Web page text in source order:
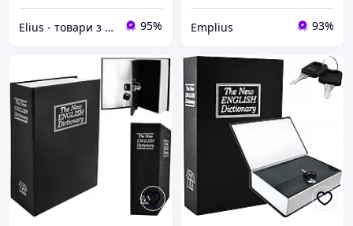
Elius - товари з Європи 95% Emplius 93%